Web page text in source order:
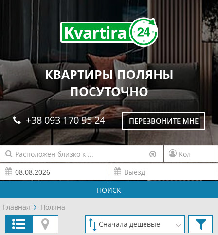
КВАРТИРЫ ПОЛЯНЫ
ПОСУТОЧНО
+38 093 170 95 24 ПЕРЕЗВОНИТЕ МНЕ
ПОИСК
Главная
Поляна